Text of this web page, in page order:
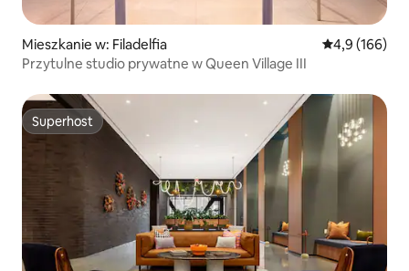
Mieszkanie w: Filadelfia Średnia
4,9 (166)
Przytulne studio prywatne w Queen Village III
Superhost
Superhost